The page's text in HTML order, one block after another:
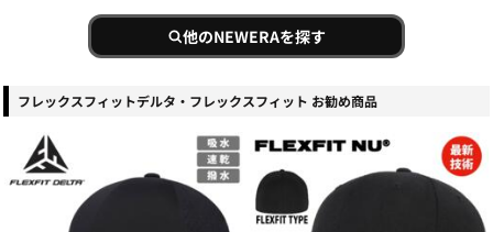
他のNEWERAを探す
フレックスフィットデルタ・フレックスフィット お勧め商品